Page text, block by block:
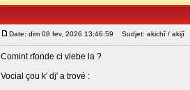
Date: dim 08 fev, 2026 13:46:59 Sudjet: akichî / akijî
Comint rfonde ci viebe la ?
Vocial çou k' dj' a trové :